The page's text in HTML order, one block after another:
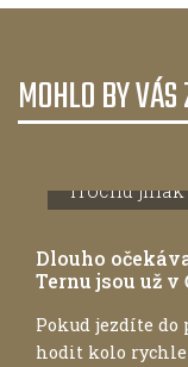
MOHLO BY
Trochu jinak
Dlouho
Ternu jsou už v
Pokud jezdíte do
hodit kolo rychle